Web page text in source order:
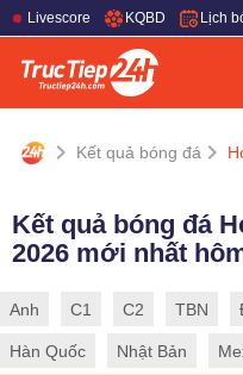
Livescore KQBD Lịch
Kết quả bóng đá
Kết quả bóng đá
2026 mới nhất
Anh C1 C2 TBN
Hàn Quốc Nhật Bản